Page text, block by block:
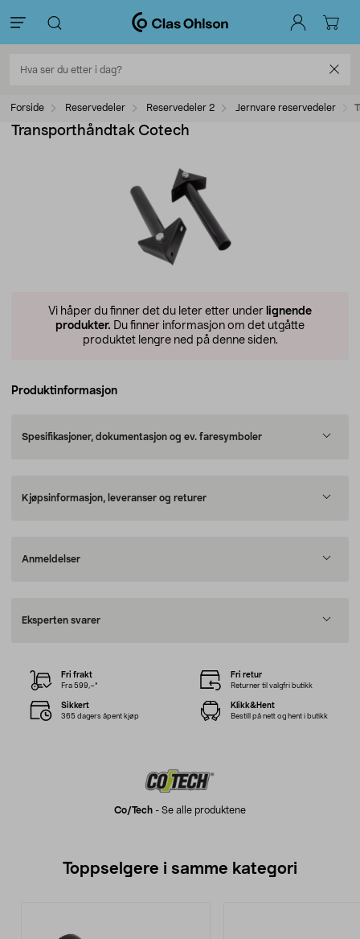
Forside Reservedeler Reservedeler 2 Jernvare reservedeler
Transporthåndtak Cotech
Vi håper du finner det du leter etter under lignende
produkter. Du finner informasjon om det utgåtte
produktet lengre ned på denne siden.
Produktinformasjon
Spesifikasjoner, dokumentasjon og ev. faresymboler
Kjøpsinformasjon, leveranser og returer
Anmeldelser
Eksperten svarer
Co/tech - Se alle produktene
Fri frakt
Fra 599,–*
Fri retur
Returner til valgfri butikk
Sikkert
365 dagers åpent kjøp
Klikk&Hent
Bestill på nett og hent i butikk
Toppselgere i samme kategori